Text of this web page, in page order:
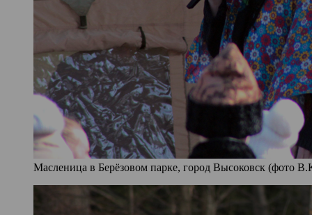
Масленица в Берёзовом парке, город Высоковск (фото